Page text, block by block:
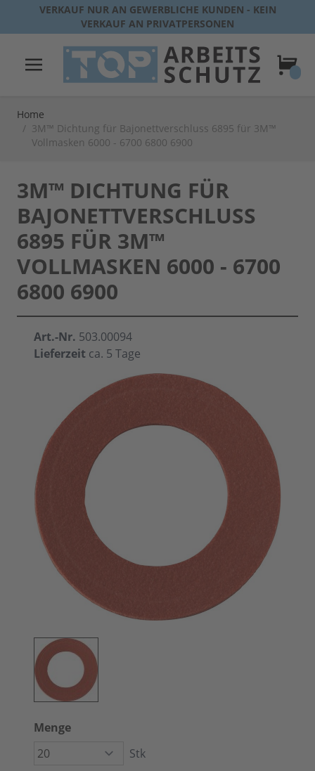
Direkt zum Inhalt
VERKAUF NUR AN GEWERBLICHE KUNDEN - KEIN
VERKAUF AN PRIVATPERSONEN
Home
/ 3M™ Dichtung für Bajonettverschluss 6895 für 3M™
Vollmasken 6000 - 6700 6800 6900
3M™ DICHTUNG FÜR
BAJONETTVERSCHLUSS
6895 FÜR 3M™
VOLLMASKEN 6000 - 6700
6800 6900
Art.-Nr. 503.00094
Lieferzeit ca. 5 Tage
Menge
Stk